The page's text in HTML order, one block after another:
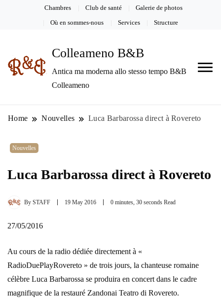
Chambres Club de santé Galerie de photos
Où en sommes-nous Services Structure
Colleameno B&B
Antica ma moderna allo stesso tempo B&B
Colleameno
Home Nouvelles Luca Barbarossa direct à Rovereto
Nouvelles
Luca Barbarossa direct à Rovereto
By STAFF 19 May 2016 0 minutes, 30 seconds Read
27/05/2016
Au cours de la radio dédiée directement à «
RadioDuePlayRovereto » de trois jours, la chanteuse romaine
célèbre Luca Barbarossa se produira en concert dans le cadre
magnifique de la restauré Zandonai Teatro di Rovereto.